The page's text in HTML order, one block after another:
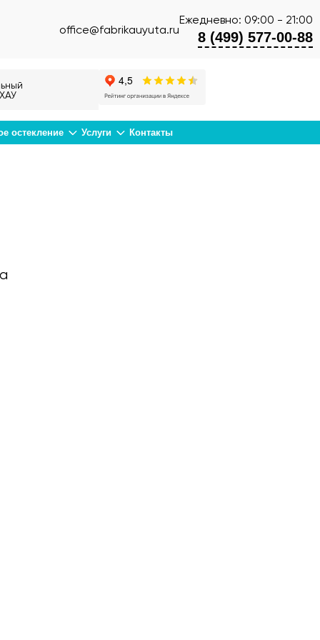
office@fabrikauyuta.ru
Ежедневно: 09:00 - 21:00
8 (499) 577-00-88
остекление Услуги Контакты